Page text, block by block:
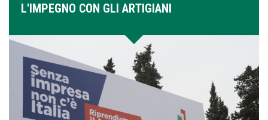
L'IMPEGNO CON GLI ARTIGIANI